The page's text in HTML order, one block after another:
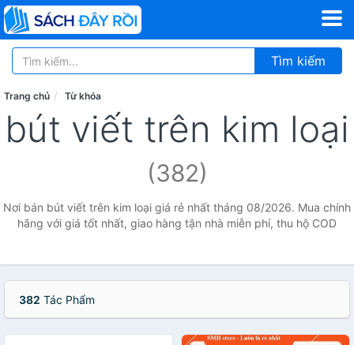
Tìm kiếm
Trang chủ Từ khóa
bút viết trên kim loại
(382)
Nơi bán bút viết trên kim loại giá rẻ nhất tháng 08/2026. Mua chính
hãng với giá tốt nhất, giao hàng tận nhà miễn phí, thu hộ COD
382 Tác Phẩm